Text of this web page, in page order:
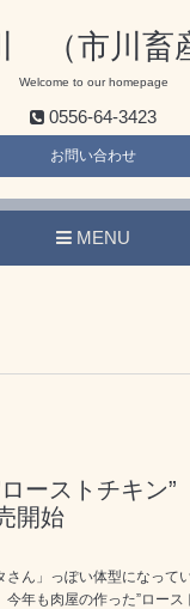
（市川畜
Welcome to our homepage
0556-64-3423
お問い合わせ
MENU
ローストチキン
開始
さん」っぽい体型になって
今年も肉屋の作った”ロー